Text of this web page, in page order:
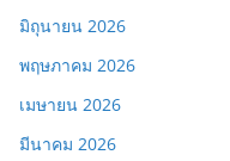
มิถุนายน 2026
พฤษภาคม 2026
เมษายน 2026
มีนาคม 2026